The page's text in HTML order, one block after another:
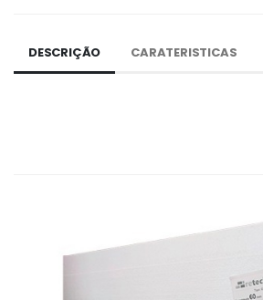
DESCRIÇÃO CARATERISTICAS